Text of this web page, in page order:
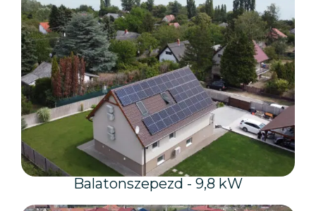
Balatonszepezd - 9,8 kW